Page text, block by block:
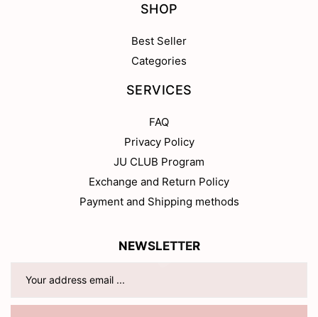
SHOP
Best Seller
Categories
SERVICES
FAQ
Privacy Policy
JU CLUB Program
Exchange and Return Policy
Payment and Shipping methods
NEWSLETTER